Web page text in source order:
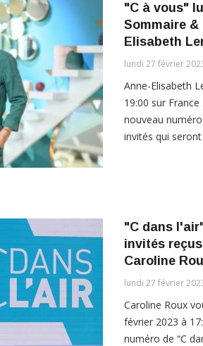
"C à vous"
Sommaire
Elisabeth
lundi 27 février
Anne-Elisabeth
19:00 sur
nouveau numéro
invités qui
"C dans
invités
Caroline
lundi 27 février
Caroline Roux
février 2023 à
numéro de “C